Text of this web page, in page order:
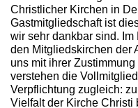
Christlicher Kirchen in
Gastmitgliedschaft ist
wir sehr dankbar sind.
den Mitgliedskirchen der
uns mit ihrer
verstehen die
Verpflichtung zugleich:
Vielfalt der Kirche Christi